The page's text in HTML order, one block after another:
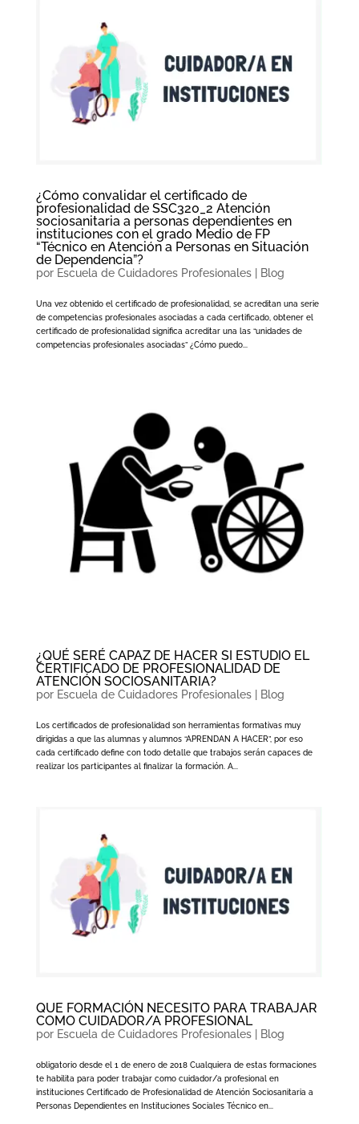
¿Cómo convalidar el certificado de
profesionalidad de SSC320_2 Atención
sociosanitaria a personas dependientes en
instituciones con el grado Medio de FP
“Técnico en Atención a Personas en Situación
de Dependencia”?
por Escuela de Cuidadores Profesionales| Blog
Una vez obtenido el certificado de profesionalidad, se acreditan una serie
de competencias profesionales asociadas a cada certificado, obtener el
certificado de profesionalidad significa acreditar una las “unidades de
competencias profesionales asociadas” ¿Cómo puedo...
¿QUÉ SERÉ CAPAZ DE HACER SI ESTUDIO EL
CERTIFICADO DE PROFESIONALIDAD DE
ATENCIÓN SOCIOSANITARIA?
por Escuela de Cuidadores Profesionales| Blog
Los certificados de profesionalidad son herramientas formativas muy
dirigidas a que las alumnas y alumnos “APRENDAN A HACER”, por eso
cada certificado define con todo detalle que trabajos serán capaces de
realizar los participantes al finalizar la formación. A...
QUE FORMACIÓN NECESITO PARA TRABAJAR
COMO CUIDADOR/A PROFESIONAL
por Escuela de Cuidadores Profesionales| Blog
obligatorio desde el 1 de enero de 2018 Cualquiera de estas formaciones
te habilita para poder trabajar como cuidador/a profesional en
instituciones Certificado de Profesionalidad de Atención Sociosanitaria a
Personas Dependientes en Instituciones Sociales Técnico en...